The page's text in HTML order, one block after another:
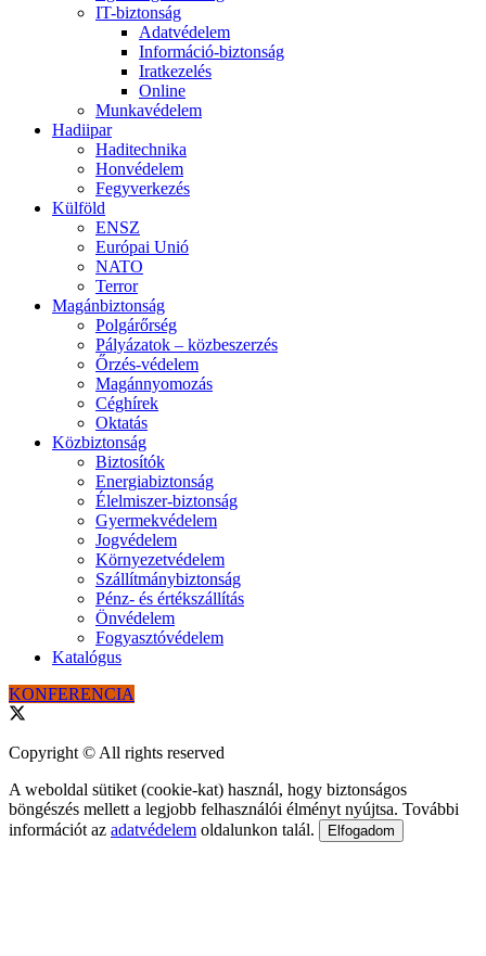
IT-biztonság
Adatvédelem
Információ-biztonság
Iratkezelés
Online
Munkavédelem
Hadiipar
Haditechnika
Honvédelem
Fegyverkezés
Külföld
ENSZ
Európai Unió
NATO
Terror
Magánbiztonság
Polgárőrség
Pályázatok – közbeszerzés
Őrzés-védelem
Magánnyomozás
Céghírek
Oktatás
Közbiztonság
Biztosítók
Energiabiztonság
Élelmiszer-biztonság
Gyermekvédelem
Jogvédelem
Környezetvédelem
Szállítmánybiztonság
Pénz- és értékszállítás
Önvédelem
Fogyasztóvédelem
Katalógus
KONFERENCIA
Copyright © All rights reserved
A weboldal sütiket (cookie-kat) használ, hogy biztonságos
böngészés mellett a legjobb felhasználói élményt nyújtsa. További
információt az adatvédelem oldalunkon talál. Elfogadom